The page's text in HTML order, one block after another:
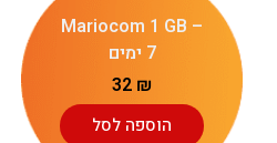
Mariocom 1 GB –
7 ימים
32 ₪
הוספה לסל